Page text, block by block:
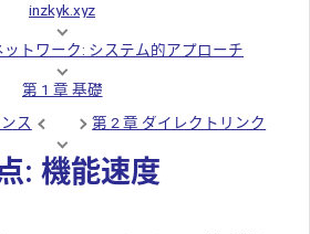
inzkyk.xyz
トワーク: システム的アプローチ
第 1 章 基礎
ス
第 2 章 ダイレクトリンク
: 機能速度